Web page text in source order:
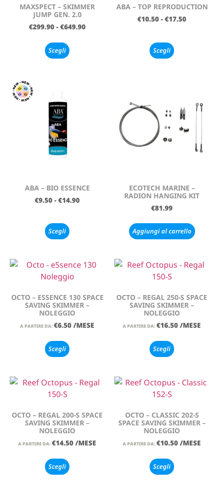
MAXSPECT – SKIMMER
JUMP GEN. 2.0
€299.90 - €649.90
Scegli
ABA – TOP REPRODUCTION
€10.50 - €17.50
Scegli
ABA – BIO ESSENCE
€9.50 - €14.90
Scegli
ECOTECH MARINE –
RADION HANGING KIT
€81.99
Aggiungi al carrello
OCTO – ESSENCE 130 SPACE
SAVING SKIMMER –
NOLEGGIO
A PARTIRE DA: €6.50 /MESE
Scegli
OCTO – REGAL 250-S SPACE
SAVING SKIMMER –
NOLEGGIO
A PARTIRE DA: €16.50 /MESE
Scegli
OCTO – REGAL 200-S SPACE
SAVING SKIMMER –
NOLEGGIO
A PARTIRE DA: €14.50 /MESE
Scegli
OCTO – CLASSIC 202-S
SPACE SAVING SKIMMER –
NOLEGGIO
A PARTIRE DA: €10.50 /MESE
Scegli